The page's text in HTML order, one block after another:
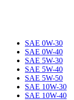
SAE 0W-30
SAE 0W-40
SAE 5W-30
SAE 5W-40
SAE 5W-50
SAE 10W-30
SAE 10W-40